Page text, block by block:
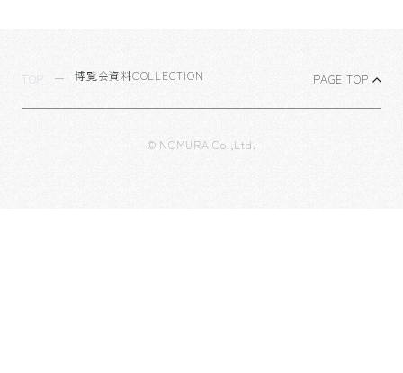
TOP 博覧会資料COLLECTION PAGE TOP
© NOMURA Co.,Ltd.